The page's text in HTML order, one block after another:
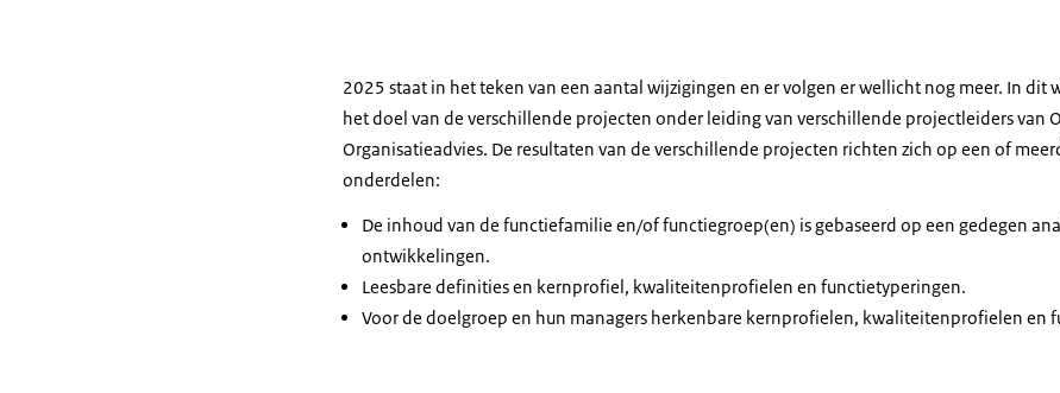
2025 staat in het teken van een aantal wijzigingen en er volgen er wellicht nog meer. In dit
het doel van de verschillende projecten onder leiding van verschillende projectleiders van
Organisatieadvies. De resultaten van de verschillende projecten richten zich op een of
onderdelen:
De inhoud van de functiefamilie en/of functiegroep(en) is gebaseerd op een gedegen
ontwikkelingen.
Leesbare definities en kernprofiel, kwaliteitenprofielen en functietyperingen.
Voor de doelgroep en hun managers herkenbare kernprofielen, kwaliteitenprofielen en